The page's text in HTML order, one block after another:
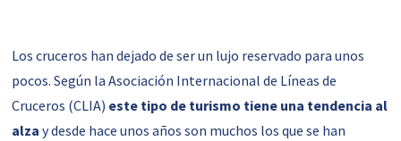
Los cruceros han dejado de ser un lujo reservado para unos
pocos. Según la Asociación Internacional de Líneas de
Cruceros (CLIA) este tipo de turismo tiene una tendencia al
alza y desde hace unos años son muchos los que se han